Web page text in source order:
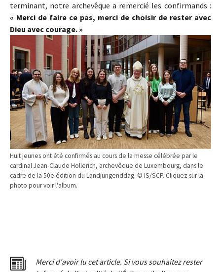
Huit jeunes ont été confirmés au cours de la messe célébrée par le
cardinal Jean-Claude Hollerich, archevêque de Luxembourg, dans le
cadre de la 50e édition du Landjungenddag. © IS/SCP. Cliquez sur la
photo pour voir l'album.
terminant, notre archevêque a remercié les confirmands :
« Merci de faire ce pas, merci de choisir de rester avec
Dieu avec courage. »
Merci d'avoir lu cet article. Si vous souhaitez rester